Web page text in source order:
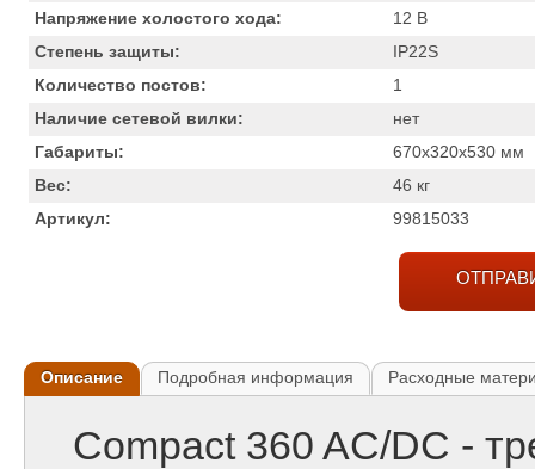
Напряжение холостого хода:
12 В
Степень защиты:
IP22S
Количество постов:
1
Наличие сетевой вилки:
нет
Габариты:
670x320x530 мм
Вес:
46 кг
Артикул:
99815033
Описание Подробная информация Расходные
Compact 360 AC/DC -